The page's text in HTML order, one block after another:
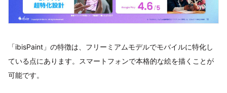
「ibisPaint」の特徴は、フリーミアムモデルでモバイルに特化し
ている点にあります。スマートフォンで本格的な絵を描くことが
可能です。